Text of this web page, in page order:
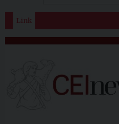
Link